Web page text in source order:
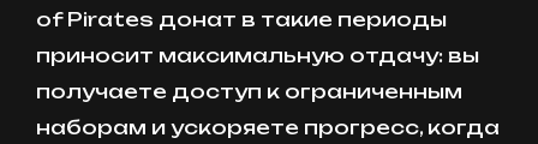
of Pirates донат в такие периоды
приносит максимальную отдачу: вы
получаете доступ к ограниченным
наборам и ускоряете прогресс, когда